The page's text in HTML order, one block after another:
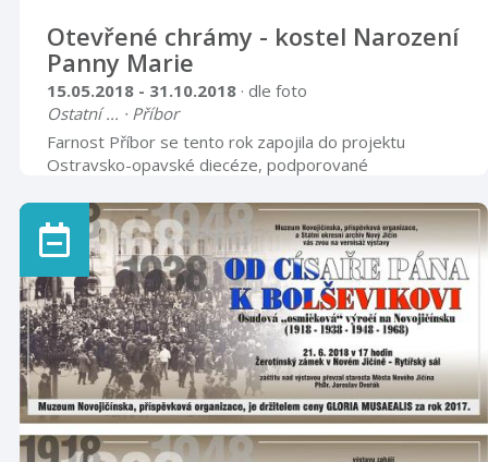
Otevřené chrámy - kostel Narození
Panny Marie
15.05.2018 - 31.10.2018 · dle foto
Ostatní ... · Příbor
Farnost Příbor se tento rok zapojila do projektu
Ostravsko-opavské diecéze, podporované
chrámy. Jedná se o projekt, kdy jednotlivé farnosti
zpřístupní v daných měsících a dnech vybrané kostely. V
naší farnosti byl vybrán farní kostel Narození Panny
Marie. Otevírací doba bude od 1.5. 2018 do 31.10.
2018 a to vždy v sobotu od 9.00 do 12.00 a od 13.00
do 17.00 a v neděli od 13.00 do 17.00 hod. Po dobu
otevření kostela budou k dispozici proškolení průvodc
...